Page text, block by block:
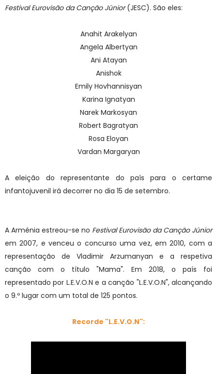
Festival Eurovisão da Canção Júnior(JESC). São eles:
Anahit Arakelyan
Angela Albertyan
Ani Atayan
Anishok
Emily Hovhannisyan
Karina Ignatyan
Narek Markosyan
Robert Bagratyan
Rosa Eloyan
Vardan Margaryan
A eleição do representante do país para o certame
infantojuvenil irá decorrer no dia 15 de setembro.
A Arménia estreou-se no Festival Eurovisão da Canção Júnior
em 2007, e venceu o concurso uma vez, em 2010, com a
representação de Vladimir Arzumanyan e a respetiva
canção com o título "Mama". Em 2018, o país foi
representado por L.E.V.O.N e a canção "L.E.V.O.N", alcançando
o 9.º lugar com um total de 125 pontos.
Recorde "L.E.V.O.N":